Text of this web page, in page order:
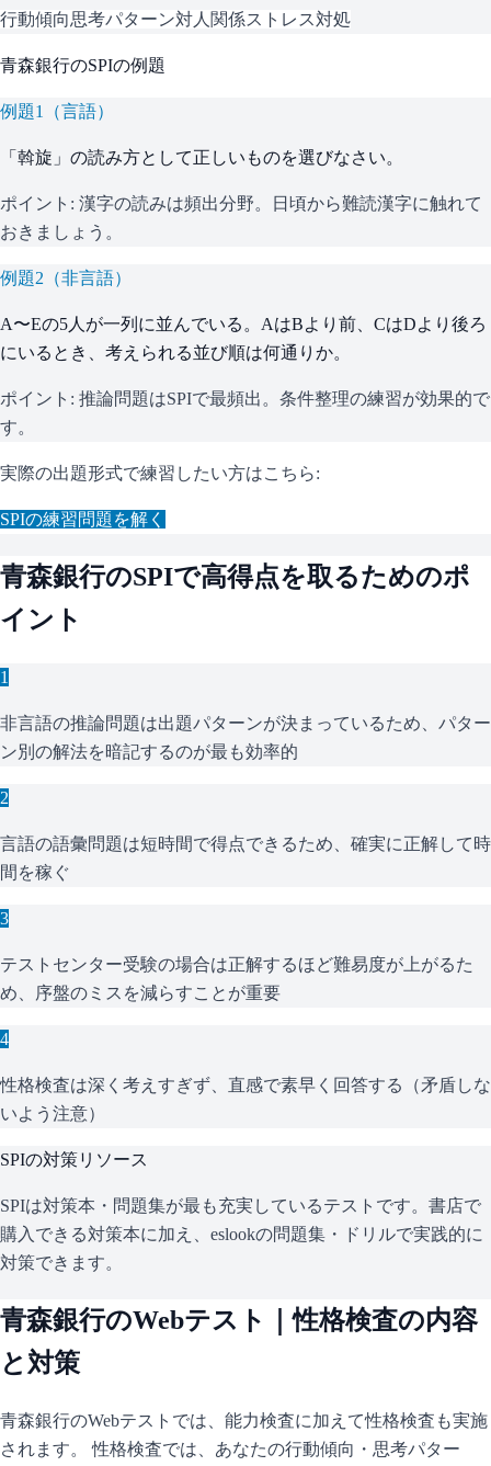
行動傾向思考パターン対人関係ストレス対処
青森銀行のSPIの例題
例題1 （言語）
「斡旋」の読み方として正しいものを選びなさい。
ポイント: 漢字の読みは頻出分野。日頃から難読漢字に触れて
おきましょう。
例題2 （非言語）
A〜Eの5人が一列に並んでいる。AはBより前、CはDより後ろ
にいるとき、考えられる並び順は何通りか。
ポイント: 推論問題はSPIで最頻出。条件整理の練習が効果的で
す。
実際の出題形式で練習したい方はこちら:
SPIの練習問題を解く
青森銀行のSPIで高得点を取るためのポ
イント
1
非言語の推論問題は出題パターンが決まっているため、パター
ン別の解法を暗記するのが最も効率的
2
言語の語彙問題は短時間で得点できるため、確実に正解して時
間を稼ぐ
3
テストセンター受験の場合は正解するほど難易度が上がるた
め、序盤のミスを減らすことが重要
4
性格検査は深く考えすぎず、直感で素早く回答する（矛盾しな
いよう注意）
SPIの対策リソース
SPIは対策本・問題集が最も充実しているテストです。書店で
購入できる対策本に加え、eslookの問題集・ドリルで実践的に
対策できます。
青森銀行のWebテスト｜性格検査の内容
と対策
青森銀行のWebテストでは、能力検査に加えて性格検査も実施
されます。 性格検査では、あなたの行動傾向・思考パター